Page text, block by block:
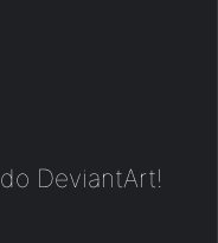
do DeviantArt!